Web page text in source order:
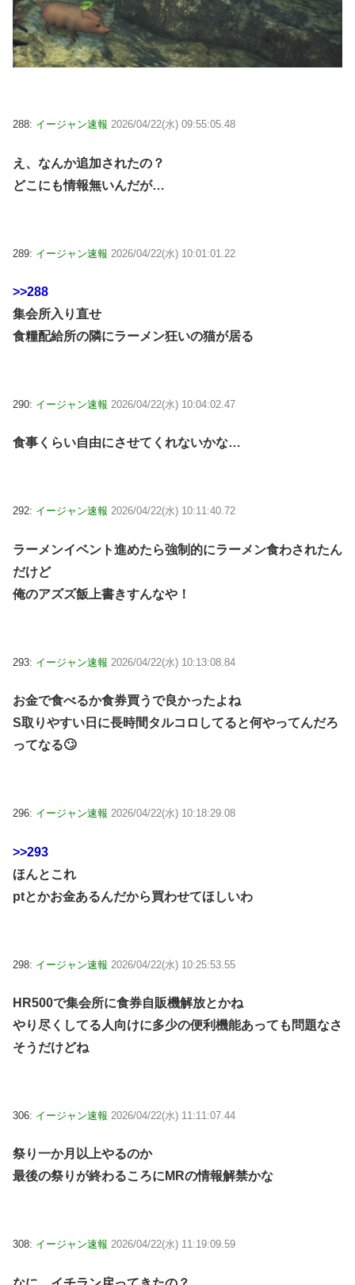
288: イージャン速報 2026/04/22(水) 09:55:05.48
え、なんか追加されたの？
どこにも情報無いんだが…
289: イージャン速報 2026/04/22(水) 10:01:01.22
>>288
集会所入り直せ
食糧配給所の隣にラーメン狂いの猫が居る
290: イージャン速報 2026/04/22(水) 10:04:02.47
食事くらい自由にさせてくれないかな…
292: イージャン速報 2026/04/22(水) 10:11:40.72
ラーメンイベント進めたら強制的にラーメン食わされたん
だけど
俺のアズズ飯上書きすんなや！
293: イージャン速報 2026/04/22(水) 10:13:08.84
お金で食べるか食券買うで良かったよね
S取りやすい日に長時間タルコロしてると何やってんだろ
ってなる🙄
296: イージャン速報 2026/04/22(水) 10:18:29.08
>>293
ほんとこれ
ptとかお金あるんだから買わせてほしいわ
298: イージャン速報 2026/04/22(水) 10:25:53.55
HR500で集会所に食券自販機解放とかね
やり尽くしてる人向けに多少の便利機能あっても問題なさ
そうだけどね
306: イージャン速報 2026/04/22(水) 11:11:07.44
祭り一か月以上やるのか
最後の祭りが終わるころにMRの情報解禁かな
308: イージャン速報 2026/04/22(水) 11:19:09.59